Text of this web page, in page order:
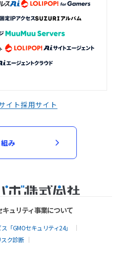
イト採用サイト
み
ュリティ事業について
「GMOセキュリティ24」
ク診断